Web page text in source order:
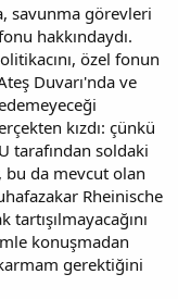
savunma görevleri
hakkındaydı.
özel fonun
Duvarı'nda ve
kızdı: çünkü
tarafından soldaki
bu da mevcut olan
Rheinische
konuşmadan
gerektiğini